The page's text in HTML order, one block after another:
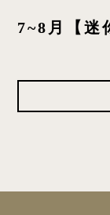
7~8月【迷